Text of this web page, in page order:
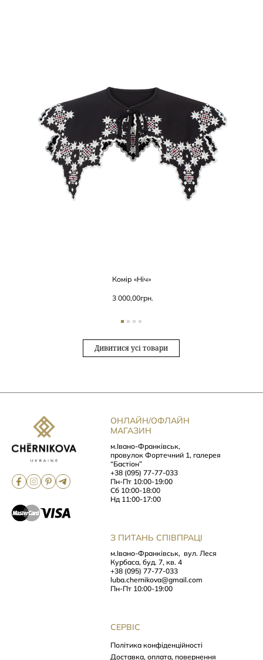
Комір «Ніч»
грн.
3 000,00
Дивитися усі товари
ОНЛАЙН/ОФЛАЙН
МАГАЗИН
м.Івано-Франківськ,
провулок Фортечний 1, галерея
“Бастіон”
+38 (095) 77-77-033
Пн-Пт 10:00-19:00
Сб 10:00-18:00
Нд 11:00-17:00
З ПИТАНЬ СПІВПРАЦІ
м.Івано-Франківськ, вул. Леся
Курбаса, буд. 7, кв. 4
+38 (095) 77-77-033
luba.chernikova@gmail.com
Пн-Пт 10:00-19:00
СЕРВІС
Політика конфіденційності
Доставка, оплата, повернення